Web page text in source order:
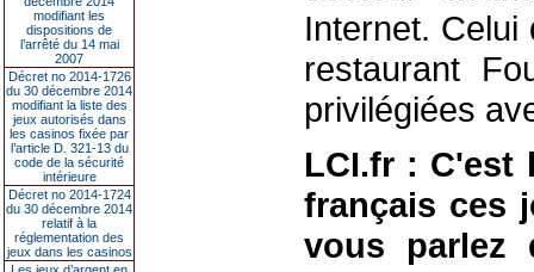
modifiant les
dispositions de
l’arrêté du 14 mai
2007
Décret no 2014-1726
du 30 décembre 2014
modifiant la liste des
jeux autorisés dans
les casinos fixée par
l’article D. 321-13 du
code de la sécurité
intérieure
Décret no 2014-1724
du 30 décembre 2014
relatif à la
réglementation des
jeux dans les casinos
Internet.
restaurant
privilégiées
LCI.fr : C'est
français ces
vous parlez